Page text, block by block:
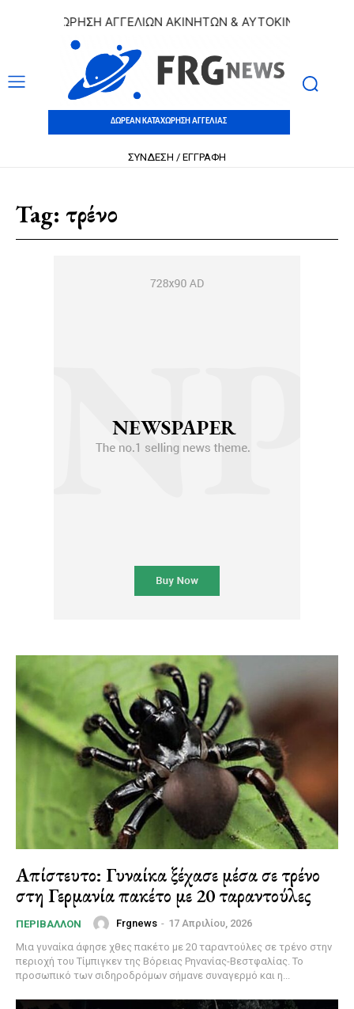
ΑΓΓΕΛΙΩΝ ΑΚΙΝΗΤΩΝ & ΑΥΤΟΚΙΝΗΤΩΝ |
ΔΩΡΕΑΝ ΚΑΤΑΧΩΡΗΣΗ ΑΓΓΕΛΙΑΣ
ΣΥΝΔΕΣΗ / ΕΓΓΡΑΦΗ
Tag: τρένο
Απίστευτο: Γυναίκα ξέχασε μέσα σε τρένο
στη Γερμανία πακέτο με 20 ταραντούλες
ΠΕΡΙΒΆΛΛΟΝ Frgnews - 17 Απριλίου, 2026
Μια γυναίκα άφησε χθες πακέτο με 20 ταραντούλες σε τρένο στην
περιοχή του Τίμπιγκεν της Βόρειας Ρηνανίας-Βεστφαλίας. Το
προσωπικό των σιδηροδρόμων σήμανε συναγερμό και η...